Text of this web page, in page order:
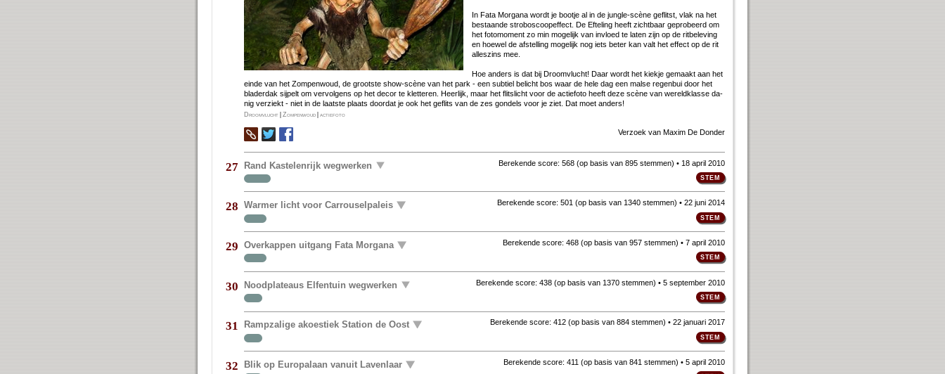
In Fa­ta Mor­ga­na wordt je boot­je al in de jun­gle-scène ge­flitst, vlak na het
be­staan­de stro­bo­scoop­ef­fect. De Ef­te­ling heeft zicht­baar ge­pro­beerd om
het fo­to­mo­ment zo min mo­ge­lijk van in­vloed te la­ten zijn op de rit­be­le­ving
en hoe­wel de af­stel­ling mo­ge­lijk nog iets be­ter kan valt het ef­fect op de rit
al­les­zins mee.
Hoe an­ders is dat bij Droom­vlucht! Daar wordt het kiek­je ge­maakt aan het
ein­de van het Zom­pen­woud, de groot­ste show-scène van het park - een sub­tiel be­licht bos waar de he­le dag een mal­se re­gen­bui door het
bla­der­dak sij­pelt om ver­vol­gens op het de­cor te klet­te­ren. Heer­lijk, maar het flits­licht voor de ac­tie­fo­to heeft de­ze scène van we­reld­klas­se da­
nig ver­ziekt - niet in de laat­ste plaats door­dat je ook het ge­flits van de zes gon­dels voor je ziet. Dat moet an­ders!
Droomvlucht |Zompenwoud |actiefoto
Verzoek van Maxim De Donder
27 Rand Kastelenrijk wegwerken Berekende score: 568(op basis van 895 stemmen) • 18 april 2010
28 Warmer licht voor Carrouselpaleis Berekende score: 501 (op basis van 1340 stemmen) • 22 juni 2014
29 Overkappen uitgang Fata Morgana Berekende score: 468(op basis van 957 stemmen) • 7 april 2010
30 Noodplateaus Elfentuin wegwerken Berekende score: 438(op basis van 1370 stemmen) • 5 september 2010
31 Rampzalige akoestiek Station de Oost Berekende score: 412(op basis van 884 stemmen) • 22 januari 2017
32 Blik op Europalaan vanuit Lavenlaar Berekende score: 411 (op basis van 841 stemmen) • 5 april 2010